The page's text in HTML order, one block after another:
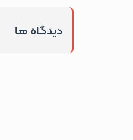
دیدگاه ها